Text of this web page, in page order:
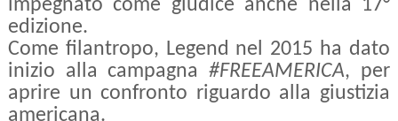
impegnato come giudice anche nella 17°
edizione.
Come filantropo, Legend nel 2015 ha dato
inizio alla campagna#FREEAMERICA, per
aprire un confronto riguardo alla giustizia
americana.